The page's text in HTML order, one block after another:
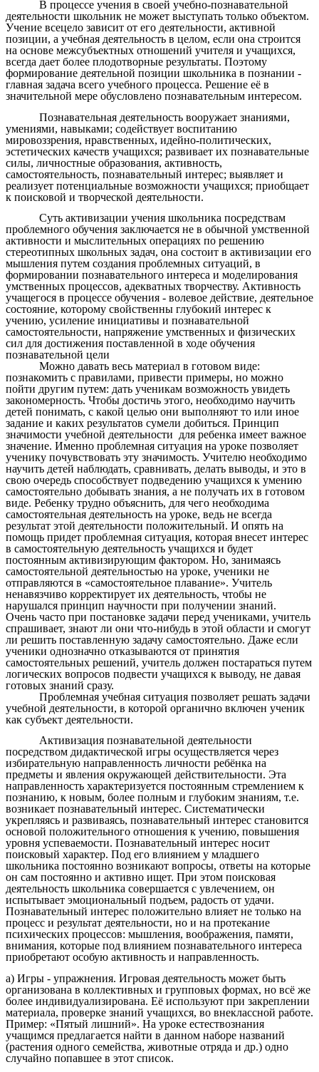
В процессе учения в своей учебно-познавательной
деятельности школьник не может выступать только объектом.
Учение всецело зависит от его деятельности, активной
позиции, а учебная деятельность в целом, если она строится
на основе межсубъектных отношений учителя и учащихся,
всегда дает более плодотворные результаты. Поэтому
формирование деятельной позиции школьника в познании -
главная задача всего учебного процесса. Решение её в
значительной мере обусловлено познавательным интересом.
Познавательная деятельность вооружает знаниями,
умениями, навыками; содействует воспитанию
мировоззрения, нравственных, идейно-политических,
эстетических качеств учащихся; развивает их познавательные
силы, личностные образования, активность,
самостоятельность, познавательный интерес; выявляет и
реализует потенциальные возможности учащихся; приобщает
к поисковой и творческой деятельности.
Суть активизации учения школьника посредствам
проблемного обучения заключается не в обычной умственной
активности и мыслительных операциях по решению
стереотипных школьных задач, она состоит в активизации его
мышления путем создания проблемных ситуаций, в
формировании познавательного интереса и моделирования
умственных процессов, адекватных творчеству. Активность
учащегося в процессе обучения - волевое действие, деятельное
состояние, которому свойственны глубокий интерес к
учению, усиление инициативы и познавательной
самостоятельности, напряжение умственных и физических
сил для достижения поставленной в ходе обучения
познавательной цели
Можно давать весь материал в готовом виде:
познакомить с правилами, привести примеры, но можно
пойти другим путем: дать ученикам возможность увидеть
закономерность. Чтобы достичь этого, необходимо научить
детей понимать, с какой целью они выполняют то или иное
задание и каких результатов сумели добиться. Принцип
значимости учебной деятельности для ребенка имеет важное
значение. Именно проблемная ситуация на уроке позволяет
ученику почувствовать эту значимость. Учителю необходимо
научить детей наблюдать, сравнивать, делать выводы, и это в
свою очередь способствует подведению учащихся к умению
самостоятельно добывать знания, а не получать их в готовом
виде. Ребенку трудно объяснить, для чего необходима
самостоятельная деятельность на уроке, ведь не всегда
результат этой деятельности положительный. И опять на
помощь придет проблемная ситуация, которая внесет интерес
в самостоятельную деятельность учащихся и будет
постоянным активизирующим фактором. Но, занимаясь
самостоятельной деятельностью на уроке, ученики не
отправляются в «самостоятельное плавание». Учитель
ненавязчиво корректирует их деятельность, чтобы не
нарушался принцип научности при получении знаний.
Очень часто при постановке задачи перед учениками, учитель
спрашивает, знают ли они что-нибудь в этой области и смогут
ли решить поставленную задачу самостоятельно. Даже если
ученики однозначно отказываются от принятия
самостоятельных решений, учитель должен постараться путем
логических вопросов подвести учащихся к выводу, не давая
готовых знаний сразу.
Проблемная учебная ситуация позволяет решать задачи
учебной деятельности, в которой органично включен ученик
как субъект деятельности.
Активизация познавательной деятельности
посредством дидактической игры осуществляется через
избирательную направленность личности ребёнка на
предметы и явления окружающей действительности. Эта
направленность характеризуется постоянным стремлением к
познанию, к новым, более полным и глубоким знаниям, т.е.
возникает познавательный интерес. Систематически
укрепляясь и развиваясь, познавательный интерес становится
основой положительного отношения к учению, повышения
уровня успеваемости. Познавательный интерес носит
поисковый характер. Под его влиянием у младшего
школьника постоянно возникают вопросы, ответы на которые
он сам постоянно и активно ищет. При этом поисковая
деятельность школьника совершается с увлечением, он
испытывает эмоциональный подъем, радость от удачи.
Познавательный интерес положительно влияет не только на
процесс и результат деятельности, но и на протекание
психических процессов: мышления, воображения, памяти,
внимания, которые под влиянием познавательного интереса
приобретают особую активность и направленность.
а) Игры - упражнения. Игровая деятельность может быть
организована в коллективных и групповых формах, но всё же
более индивидуализирована. Её используют при закреплении
материала, проверке знаний учащихся, во внеклассной работе.
Пример: «Пятый лишний». На уроке естествознания
учащимся предлагается найти в данном наборе названий
(растения одного семейства, животные отряда и др.) одно
случайно попавшее в этот список.